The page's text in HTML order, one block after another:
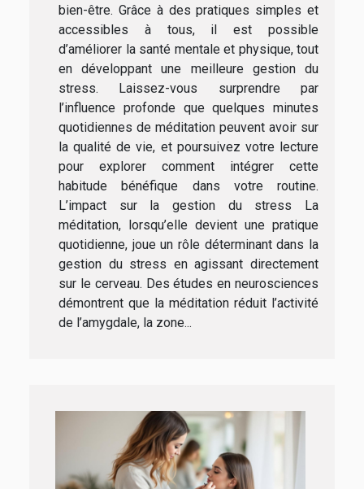
bien-être. Grâce à des pratiques simples et
accessibles à tous, il est possible
d’améliorer la santé mentale et physique, tout
en développant une meilleure gestion du
stress. Laissez-vous surprendre par
l’influence profonde que quelques minutes
quotidiennes de méditation peuvent avoir sur
la qualité de vie, et poursuivez votre lecture
pour explorer comment intégrer cette
habitude bénéfique dans votre routine.
L’impact sur la gestion du stress La
méditation, lorsqu’elle devient une pratique
quotidienne, joue un rôle déterminant dans la
gestion du stress en agissant directement
sur le cerveau. Des études en neurosciences
démontrent que la méditation réduit l’activité
de l’amygdale, la zone...